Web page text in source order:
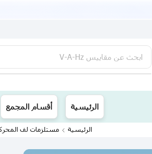
ابحث عن مقاييس V-A-Hz
يتوفر لدينا توصيل الى جميع محافظات العراق
الرئيسية أقسام المجمع
الرئيسية مستلزمات لف